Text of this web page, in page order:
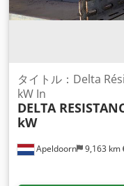
Apeldoorn 9,163 km
タイトル：Delta
kW In
DELTA
kW